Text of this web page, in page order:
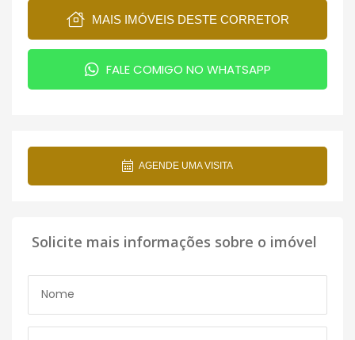
MAIS IMÓVEIS DESTE CORRETOR
FALE COMIGO NO WHATSAPP
AGENDE UMA VISITA
Solicite mais informações sobre o imóvel